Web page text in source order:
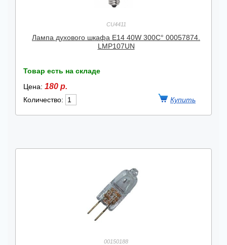
CU4411
Лампа духового шкафа E14 40W 300C° 00057874.
LMP107UN
Товар есть на складе
Цена: 180 р.
Количество:
00150188